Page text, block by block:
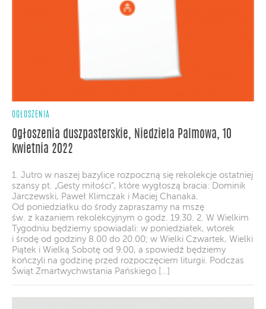
OGŁOSZENIA
Ogłoszenia duszpasterskie, Niedziela Palmowa, 10
kwietnia 2022
1. Jutro w naszej bazylice rozpoczną się rekolekcje ostatniej
szansy pt. „Gesty miłości”, które wygłoszą bracia: Dominik
Jarczewski, Paweł Klimczak i Maciej Chanaka.
Od poniedziałku do środy zapraszamy na mszę
św. z kazaniem rekolekcyjnym o godz. 19.30. 2. W Wielkim
Tygodniu będziemy spowiadali: w poniedziałek, wtorek
i środę od godziny 8.00 do 20.00; w Wielki Czwartek, Wielki
Piątek i Wielką Sobotę od 9.00, a spowiedź będziemy
kończyli na godzinę przed rozpoczęciem liturgii. Podczas
Świąt Zmartwychwstania Pańskiego […]